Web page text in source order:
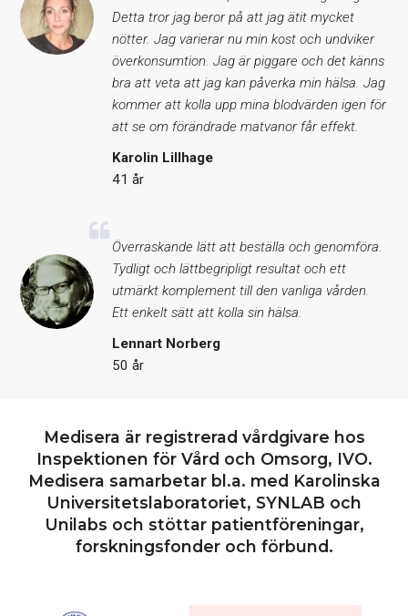
Detta tror jag beror på att jag ätit mycket
nötter. Jag varierar nu min kost och undviker
överkonsumtion. Jag är piggare och det känns
bra att veta att jag kan påverka min hälsa. Jag
kommer att kolla upp mina blodvärden igen för
att se om förändrade matvanor får effekt.
Karolin Lillhage
41 år
Överraskande lätt att beställa och genomföra.
Tydligt och lättbegripligt resultat och ett
utmärkt komplement till den vanliga vården.
Ett enkelt sätt att kolla sin hälsa.
Lennart Norberg
50 år
Medisera är registrerad vårdgivare hos
Inspektionen för Vård och Omsorg, IVO.
Medisera samarbetar bl.a. med Karolinska
Universitetslaboratoriet, SYNLAB och
Unilabs och stöttar patientföreningar,
forskningsfonder och förbund.